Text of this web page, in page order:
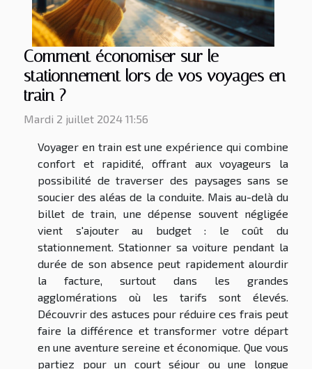
Comment économiser sur le
stationnement lors de vos voyages en
train ?
Mardi 2 juillet 2024 11:56
Voyager en train est une expérience qui combine
confort et rapidité, offrant aux voyageurs la
possibilité de traverser des paysages sans se
soucier des aléas de la conduite. Mais au-delà du
billet de train, une dépense souvent négligée
vient s'ajouter au budget : le coût du
stationnement. Stationner sa voiture pendant la
durée de son absence peut rapidement alourdir
la facture, surtout dans les grandes
agglomérations où les tarifs sont élevés.
Découvrir des astuces pour réduire ces frais peut
faire la différence et transformer votre départ
en une aventure sereine et économique. Que vous
partiez pour un court séjour ou une longue